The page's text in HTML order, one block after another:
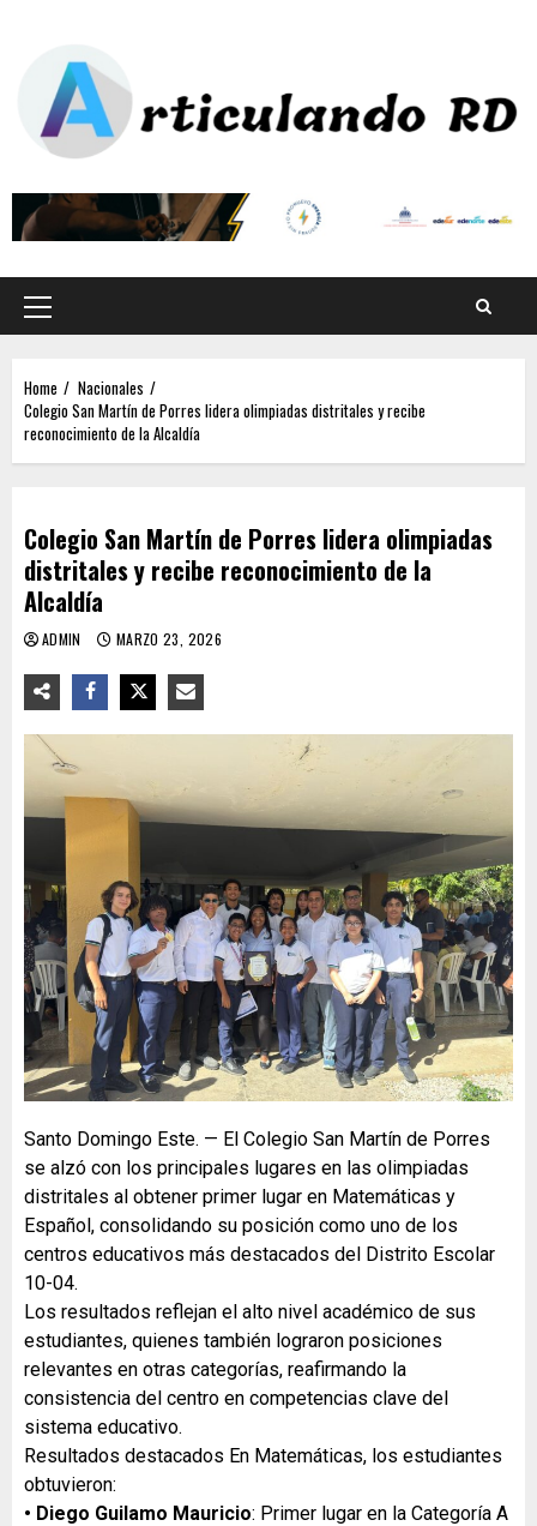
Home
Nacionales
Colegio San Martín de Porres lidera olimpiadas distritales y recibe
reconocimiento de la Alcaldía
Colegio San Martín de Porres lidera olimpiadas
distritales y recibe reconocimiento de la
Alcaldía
ADMIN MARZO 23, 2026
Santo Domingo Este. — El Colegio San Martín de Porres
se alzó con los principales lugares en las olimpiadas
distritales al obtener primer lugar en Matemáticas y
Español, consolidando su posición como uno de los
centros educativos más destacados del Distrito Escolar
10-04.
Los resultados reflejan el alto nivel académico de sus
estudiantes, quienes también lograron posiciones
relevantes en otras categorías, reafirmando la
consistencia del centro en competencias clave del
sistema educativo.
Resultados destacados En Matemáticas, los estudiantes
obtuvieron:
• Diego Guilamo Mauricio: Primer lugar en la Categoría A